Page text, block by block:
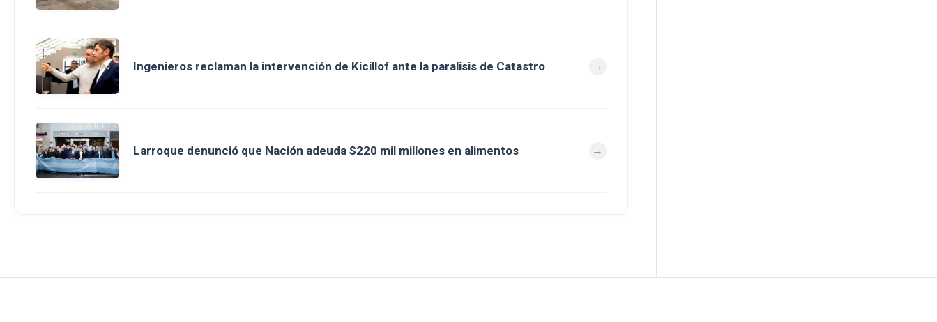
Ingenieros reclaman la intervención de Kicillof ante la paralisis de Catastro
Larroque denunció que Nación adeuda $220 mil millones en alimentos